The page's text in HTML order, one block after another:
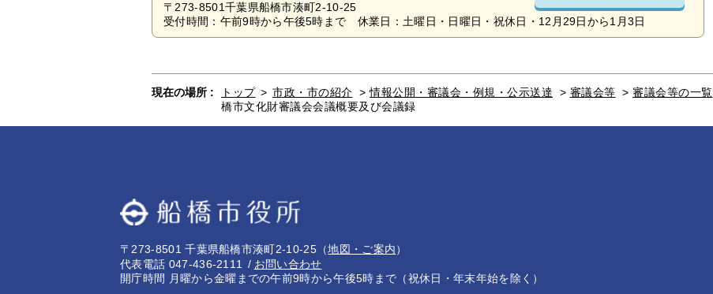
〒273-8501千葉県船橋市湊町2-10-25
受付時間：午前9時から午後5時まで 休業日：土曜日・日曜日・祝休日・12月29日から1月3日
現在の場所 : トップ > 市政・市の紹介 >情報公開・審議会・例規・公示送達 > 審議会等 > 審議会等の一覧
橋市文化財審議会会議概要及び会議録
〒273-8501 千葉県船橋市湊町2-10-25 （地図・ご案内）
代表電話 047-436-2111
お問い合わせ
開庁時間 月曜から金曜までの午前9時から午後5時まで（祝休日・年末年始を除く）